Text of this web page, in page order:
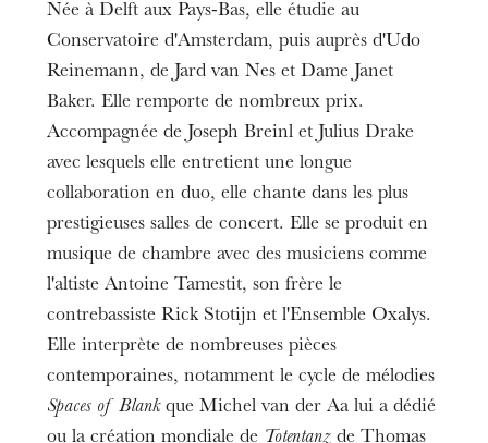
Née à Delft aux Pays-Bas, elle étudie au
Conservatoire d'Amsterdam, puis auprès d'Udo
Reinemann, de Jard van Nes et Dame Janet
Baker. Elle remporte de nombreux prix.
Accompagnée de Joseph Breinl et Julius Drake
avec lesquels elle entretient une longue
collaboration en duo, elle chante dans les plus
prestigieuses salles de concert. Elle se produit en
musique de chambre avec des musiciens comme
l'altiste Antoine Tamestit, son frère le
contrebassiste Rick Stotijn et l'Ensemble Oxalys.
Elle interprète de nombreuses pièces
contemporaines, notamment le cycle de mélodies
Spaces of Blankque Michel van der Aa lui a dédié
ou la création mondiale de Totentanz de Thomas